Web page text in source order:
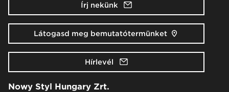
Írj nekünk
Látogasd meg bemutatótermünket
Hírlevél
Nowy Styl Hungary Zrt.